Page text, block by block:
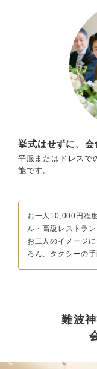
挙式はせずに、
平服またはドレスで
能です。
お一人10,000円程
ル・高級レストラン
お二人のイメージ
ろん、タクシーの
難波